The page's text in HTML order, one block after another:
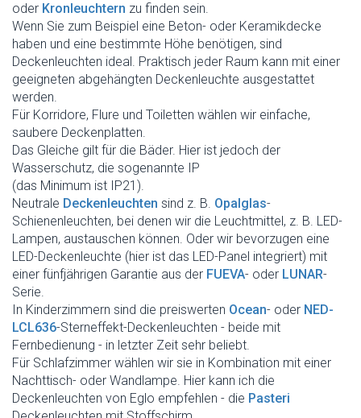
oder Kronleuchtern zu finden sein.
Wenn Sie zum Beispiel eine Beton- oder Keramikdecke
haben und eine bestimmte Höhe benötigen, sind
Deckenleuchten ideal. Praktisch jeder Raum kann mit einer
geeigneten abgehängten Deckenleuchte ausgestattet
werden.
Für Korridore, Flure und Toiletten wählen wir einfache,
saubere Deckenplatten.
Das Gleiche gilt für die Bäder. Hier ist jedoch der
Wasserschutz, die sogenannte IP
(das Minimum ist IP21).
Neutrale Deckenleuchten sind z. B. Opalglas-
Schienenleuchten, bei denen wir die Leuchtmittel, z. B. LED-
Lampen, austauschen können. Oder wir bevorzugen eine
LED-Deckenleuchte (hier ist das LED-Panel integriert) mit
einer fünfjährigen Garantie aus der FUEVA- oder LUNAR-
Serie.
In Kinderzimmern sind die preiswerten Ocean- oder NED-
LCL636-Sterneffekt-Deckenleuchten - beide mit
Fernbedienung - in letzter Zeit sehr beliebt.
Für Schlafzimmer wählen wir sie in Kombination mit einer
Nachttisch- oder Wandlampe. Hier kann ich die
Deckenleuchten von Eglo empfehlen - die Pasteri